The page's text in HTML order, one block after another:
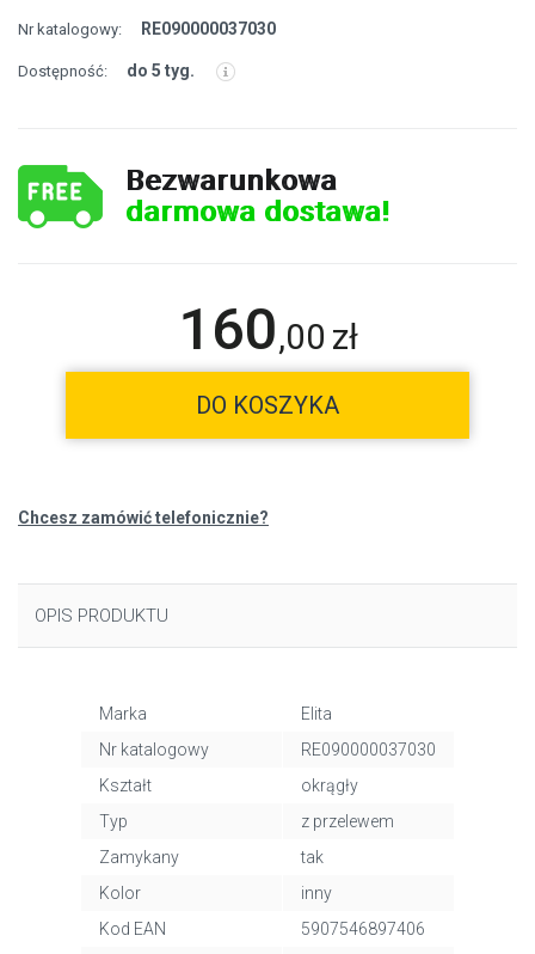
Nr katalogowy: RE090000037030
Dostępność: do 5 tyg.
Bezwarunkowa
darmowa dostawa!
160,00 zł
DO KOSZYKA
Chcesz zamówić telefonicznie?
OPIS PRODUKTU
Marka
Elita
Nr katalogowy
RE090000037030
Kształt
okrągły
Typ
z przelewem
Zamykany
tak
Kolor
inny
Kod EAN
5907546897406